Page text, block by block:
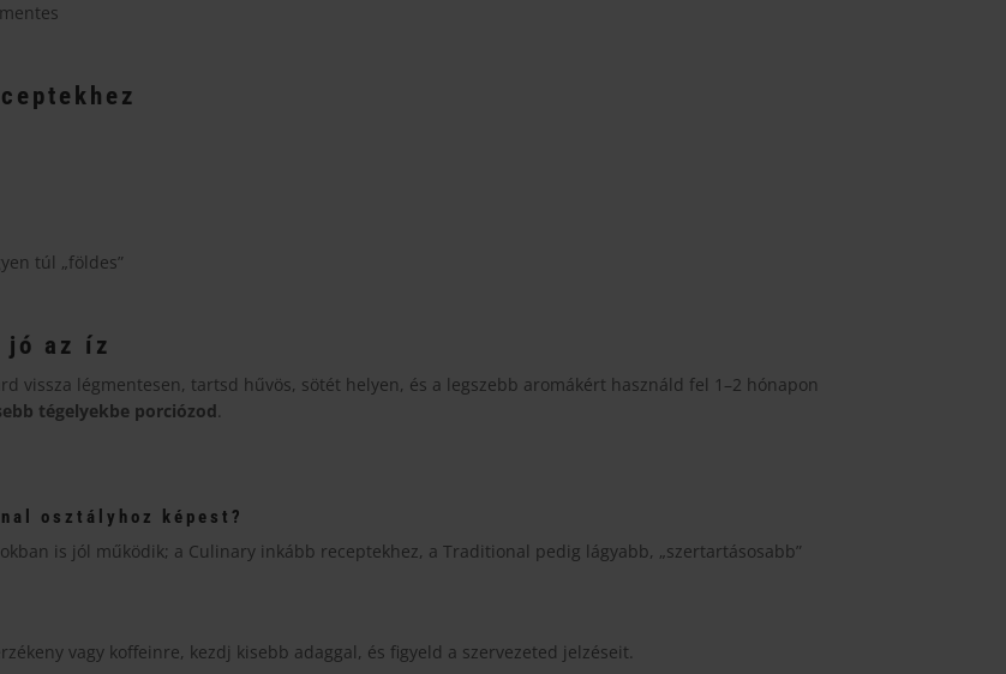
túl „földes”
jó az íz
vissza légmentesen, tartsd hűvös, sötét helyen, és a legszebb aromákért használd fel 1–2 hónapon
tégelyekbe porciózod.
osztályhoz képest?
is jól működik; a Culinary inkább receptekhez, a Traditional pedig lágyabb, „szertartásosabb”
vagy koffeinre, kezdj kisebb adaggal, és figyeld a szervezeted jelzéseit.